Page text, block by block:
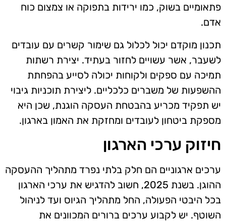
פתאומיים בשוק, כמו ירידות בתפוקה או צמצום כוח
אדם.
תכנון מוקדם יכול לכלול גם שימור קשרים עם עובדים
לשעבר, אשר עשויים לחזור בעתיד. יצירת רשתות
תמיכה עם ספקים ולקוחות יכולה לסייע בהפחתת
ההשפעות של משברים כלכליים. ליצירת תוכניות גיבוי
יש תפקיד מכריע בהבטחת העסקה הוגנת, שכן היא
מספקת ביטחון לעובדים ומחזקת את האמון בארגון.
חיזוק ערכי הארגון
ערכים ארגוניים הם חלק בלתי נפרד מתהליך ההעסקה
ההוגן. בשנת 2025, חשוב להדגיש את ערכי הארגון
בכל היבטי הפעולה, החל מתהליך הגיוס ועד לניהול
השוטף. יש לקבוע ערכים ברורים המכוונים את